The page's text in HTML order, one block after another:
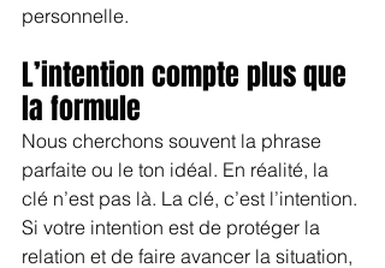
personnelle.
L’intention compte plus que
la formule
Nous cherchons souvent la phrase
parfaite ou le ton idéal. En réalité, la
clé n’est pas là. La clé, c’est l’intention.
Si votre intention est de protéger la
relation et de faire avancer la situation,